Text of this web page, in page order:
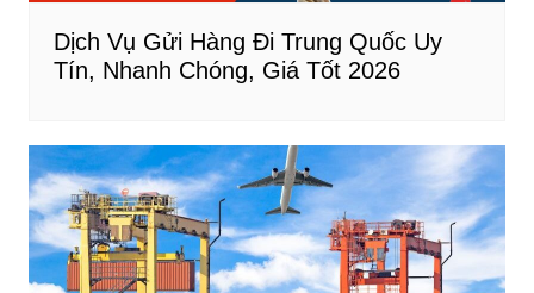
Dịch Vụ Gửi Hàng Đi Trung Quốc Uy
Tín, Nhanh Chóng, Giá Tốt 2026